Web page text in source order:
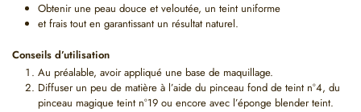
Obtenir une peau douce et veloutée, un teint uniforme
et frais tout en garantissant un résultat naturel.
Conseils d’utilisation
Au préalable, avoir appliqué une base de maquillage.
Diffuser un peu de matière à l’aide du pinceau fond de teint n°4, du
pinceau magique teint n°19 ou encore avec l’éponge blender teint.